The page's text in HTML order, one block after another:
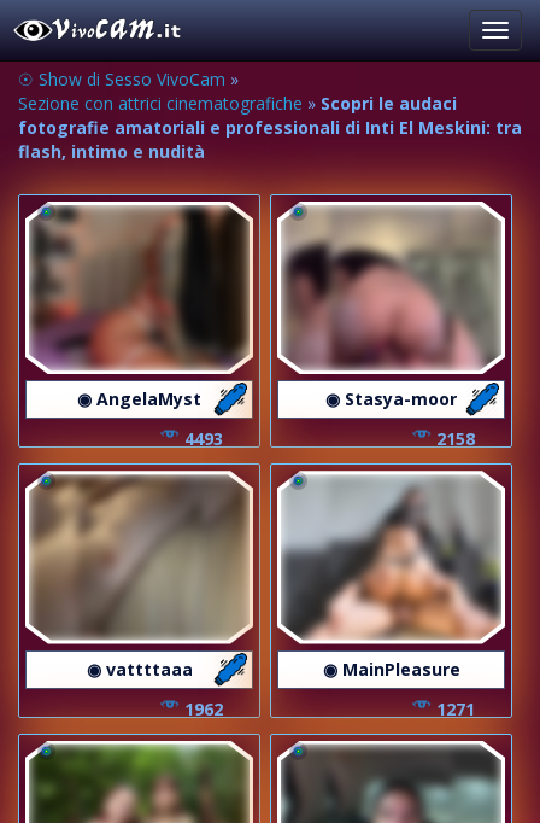
☉ Show di Sesso VivoCam »
Sezione con attrici cinematografiche » Scopri le audaci
fotografie amatoriali e professionali di Inti El Meskini: tra
flash, intimo e nudità
◉ AngelaMyst
4493
◉ Stasya-moor
2158
◉ vattttaaa
1962
◉ MainPleasure
1271